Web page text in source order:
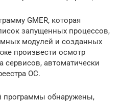
GMER, которая
запущенных процессов,
модулей и созданных
произвести осмотр
автоматически
ОС.
программы обнаружены,